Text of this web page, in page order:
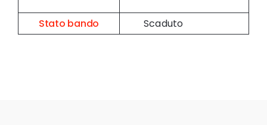
Stato bando Scaduto